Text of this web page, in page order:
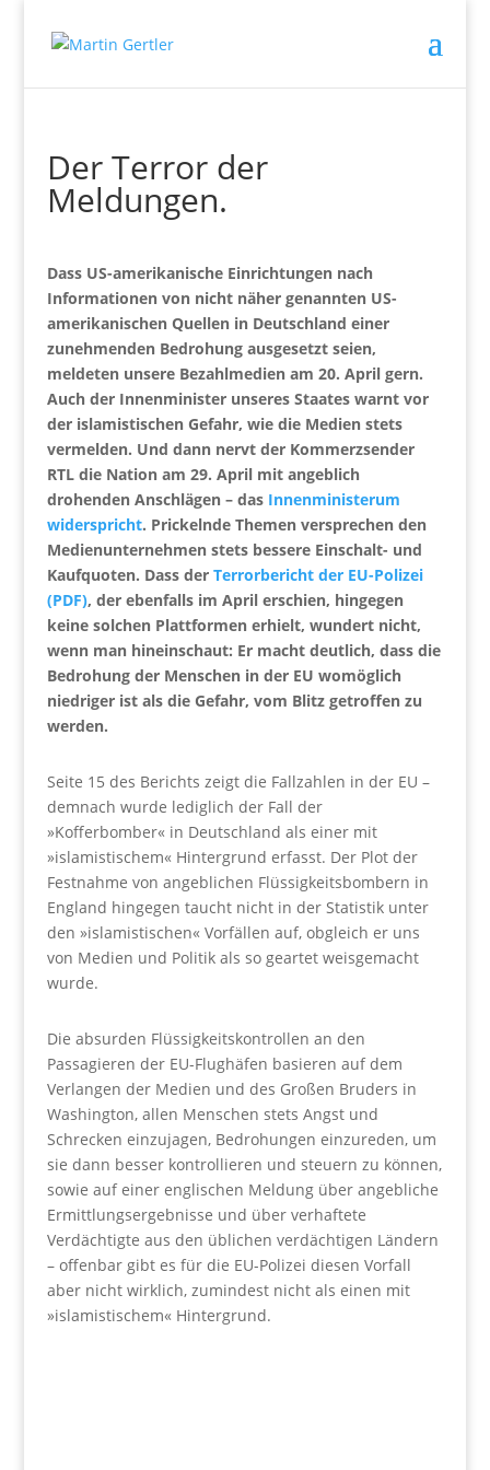
Der Terror der
Meldungen.
Dass US-amerikanische Einrichtungen nach
Informationen von nicht näher genannten US-
amerikanischen Quellen in Deutschland einer
zunehmenden Bedrohung ausgesetzt seien,
meldeten unsere Bezahlmedien am 20. April gern.
Auch der Innenminister unseres Staates warnt vor
der islamistischen Gefahr, wie die Medien stets
vermelden. Und dann nervt der Kommerzsender
RTL die Nation am 29. April mit angeblich
drohenden Anschlägen – das Innenministerum
widerspricht. Prickelnde Themen versprechen den
Medienunternehmen stets bessere Einschalt- und
Kaufquoten. Dass der Terrorbericht der EU-Polizei
(PDF), der ebenfalls im April erschien, hingegen
keine solchen Plattformen erhielt, wundert nicht,
wenn man hineinschaut: Er macht deutlich, dass die
Bedrohung der Menschen in der EU womöglich
niedriger ist als die Gefahr, vom Blitz getroffen zu
werden.
Seite 15 des Berichts zeigt die Fallzahlen in der EU –
demnach wurde lediglich der Fall der
»Kofferbomber« in Deutschland als einer mit
»islamistischem« Hintergrund erfasst. Der Plot der
Festnahme von angeblichen Flüssigkeitsbombern in
England hingegen taucht nicht in der Statistik unter
den »islamistischen« Vorfällen auf, obgleich er uns
von Medien und Politik als so geartet weisgemacht
wurde.
Die absurden Flüssigkeitskontrollen an den
Passagieren der EU-Flughäfen basieren auf dem
Verlangen der Medien und des Großen Bruders in
Washington, allen Menschen stets Angst und
Schrecken einzujagen, Bedrohungen einzureden, um
sie dann besser kontrollieren und steuern zu können,
sowie auf einer englischen Meldung über angebliche
Ermittlungsergebnisse und über verhaftete
Verdächtigte aus den üblichen verdächtigen Ländern
– offenbar gibt es für die EU-Polizei diesen Vorfall
aber nicht wirklich, zumindest nicht als einen mit
»islamistischem« Hintergrund.